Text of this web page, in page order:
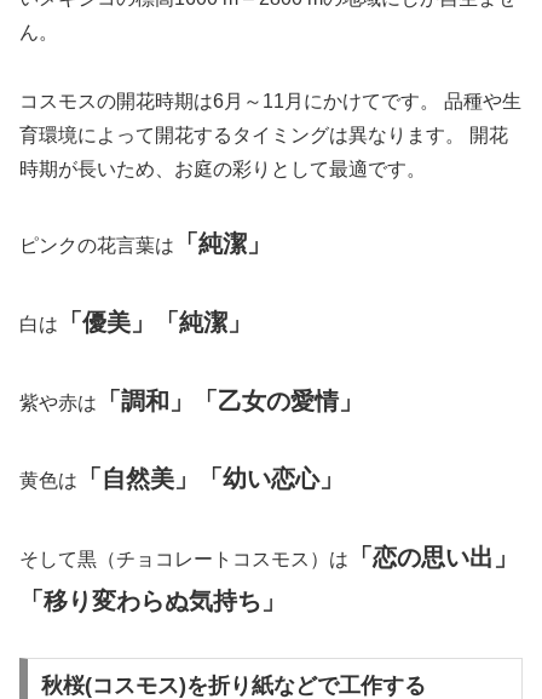
ん。
コスモスの開花時期は6月～11月にかけてです。 品種や生
育環境によって開花するタイミングは異なります。 開花
時期が長いため、お庭の彩りとして最適です。
ピンクの花言葉は 「純潔」
白は 「優美」「純潔」
紫や赤は 「調和」「乙女の愛情」
黄色は 「自然美」「幼い恋心」
そして黒（チョコレートコスモス）は
「恋の思い出」
「移り変わらぬ気持ち」
秋桜(コスモス)を折り紙などで工作する